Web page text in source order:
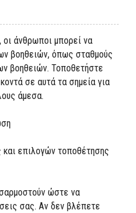
οι άνθρωποι μπορεί να
βοηθειών, όπως σταθμούς
βοηθειών. Τοποθετήστε
σε αυτά τα σημεία για
άμεσα.
και επιλογών τοποθέτησης
ώστε να
σας. Αν δεν βλέπετε